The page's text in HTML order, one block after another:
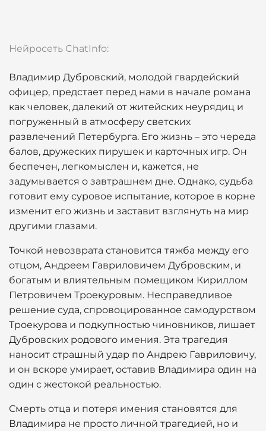
Нейросеть ChatInfo:
Владимир Дубровский, молодой гвардейский
офицер, предстает перед нами в начале романа
как человек, далекий от житейских неурядиц и
погруженный в атмосферу светских
развлечений Петербурга. Его жизнь – это череда
балов, дружеских пирушек и карточных игр. Он
беспечен, легкомыслен и, кажется, не
задумывается о завтрашнем дне. Однако, судьба
готовит ему суровое испытание, которое в корне
изменит его жизнь и заставит взглянуть на мир
другими глазами.
Точкой невозврата становится тяжба между его
отцом, Андреем Гавриловичем Дубровским, и
богатым и влиятельным помещиком Кириллом
Петровичем Троекуровым. Несправедливое
решение суда, спровоцированное самодурством
Троекурова и подкупностью чиновников, лишает
Дубровских родового имения. Эта трагедия
наносит страшный удар по Андрею Гавриловичу,
и он вскоре умирает, оставив Владимира один на
один с жестокой реальностью.
Смерть отца и потеря имения становятся для
Владимира не просто личной трагедией, но и